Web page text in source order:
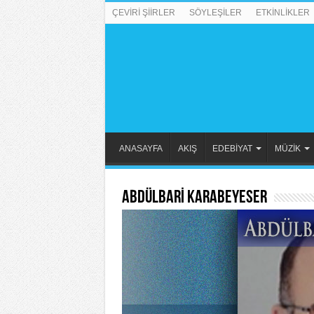
ÇEVİRİ ŞİİRLER SÖYLEŞİLER ETKİNLİKLER
ANASAYFA AKIŞ EDEBİYAT MÜZİK
ABDÜLBARİ KARABEYESER